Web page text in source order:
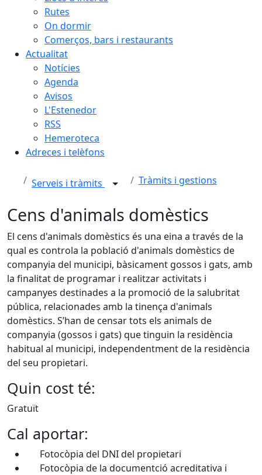
Rutes
On dormir
Comerços, bars i restaurants
Actualitat
Notícies
Agenda
Avisos
L'Estenedor
RSS
Hemeroteca
Adreces i telèfons
Serveis i tràmits Tràmits i gestions
Cens d'animals domèstics
El cens d'animals domèstics és una eina a través de la
qual es controla la població d'animals domèstics de
companyia del municipi, bàsicament gossos i gats, amb
la finalitat de programar i realitzar activitats i
campanyes destinades a la promoció de la salubritat
pública, relacionades amb la tinença d'animals
domèstics. S’han de censar tots els animals de
companyia (gossos i gats) que tinguin la residència
habitual al municipi, independentment de la residència
del seu propietari.
Quin cost té:
Gratuït
Cal aportar:
Fotocòpia del DNI del propietari
Fotocòpia de la documentció acreditativa i